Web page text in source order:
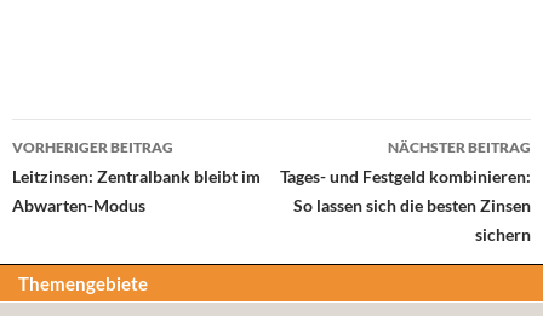
Beitrags-
Navigation
VORHERIGER BEITRAG
Leitzinsen: Zentralbank bleibt im
Abwarten-Modus
NÄCHSTER BEITRAG
Tages- und Festgeld kombinieren:
So lassen sich die besten Zinsen
sichern
Themengebiete